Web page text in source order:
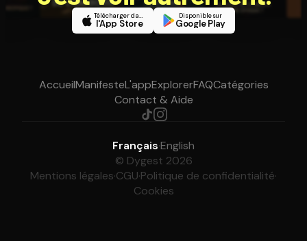
Télécharger dans
l'App Store
Disponible sur
Google Play
AccueilManifesteL'appExplorerFAQCatégories
Contact & Aide
Français·English
© Dygest 2026
Mentions légales·CGU·Politique de confidentialité·
Cookies